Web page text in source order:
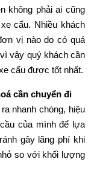
không phải ai cũng
cẩu. Nhiều khách
vị nào do có quá
vậy quý khách cần
cẩu được tốt nhất.
cần chuyển đi
nhanh chóng, hiệu
của mình để lựa
gây lãng phí khi
so với khối lượng